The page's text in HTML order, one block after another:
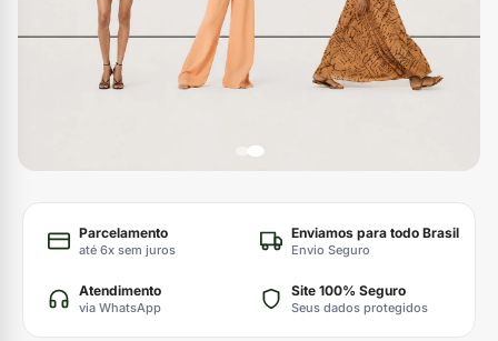
Parcelamento
até 6x sem juros
Enviamos para todo Brasil
Envio Seguro
Atendimento
via WhatsApp
Site 100% Seguro
Seus dados protegidos